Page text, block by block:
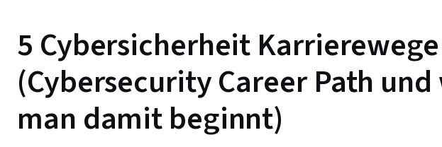
5 Cybersicherheit Karrierewege
(Cybersecurity Career Path
man damit beginnt)